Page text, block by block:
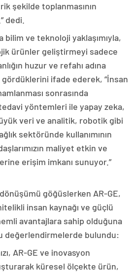
şekilde toplanmasının
dedi.
bilim ve teknoloji yaklaşımıyla,
ürünler geliştirmeyi sadece
huzur ve refahı adına
ifade ederek, “İnsan
sonrasında
yöntemleri ile yapay zeka,
veri ve analitik, robotik gibi
sektöründe kullanımının
maliyet etkin ve
erişim imkanı sunuyor.”
göğüslerken AR-GE,
insan kaynağı ve güçlü
avantajlara sahip olduğuna
değerlendirmelerde bulundu:
AR-GE ve inovasyon
küresel ölçekte ürün,